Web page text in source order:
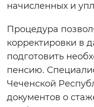
Воспроизвести
начисленных и
Процедура
корректировки в
подготовить
пенсию.
Чеченской
документов о